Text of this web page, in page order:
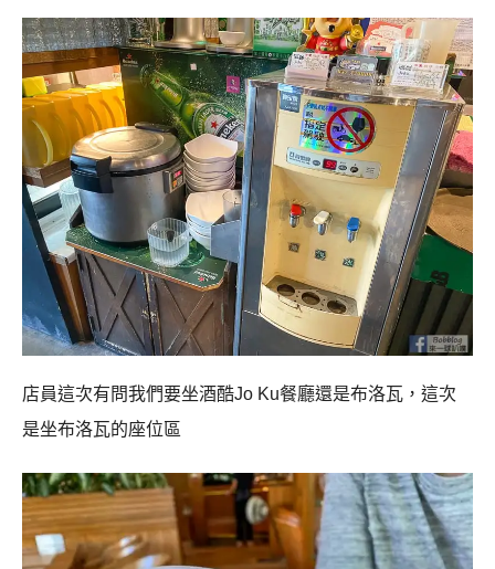
店員這次有問我們要坐酒酷Jo Ku餐廳還是布洛瓦，這次
是坐布洛瓦的座位區